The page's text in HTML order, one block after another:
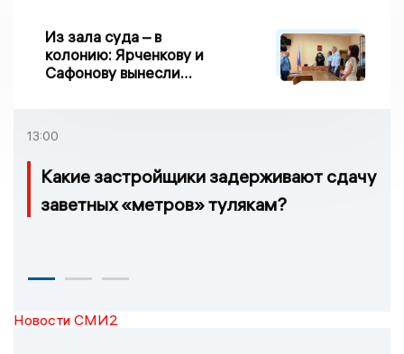
Из зала суда – в
колонию: Ярченкову и
Сафонову вынесли
13:00
Какие застройщики задерживают сдачу
заветных «метров» тулякам?
Новости СМИ2